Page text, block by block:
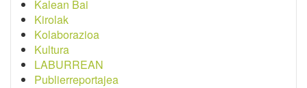
Kalean Bai
Kirolak
Kolaborazioa
Kultura
LABURREAN
Publierreportajea